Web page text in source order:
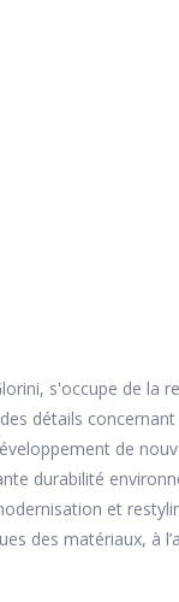
s'occupe de la
détails
de
durabilité
et
des matériaux, à